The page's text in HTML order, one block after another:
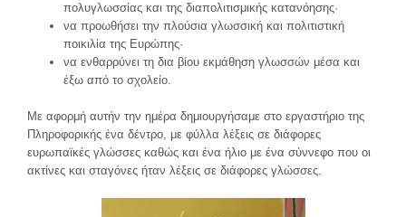
πολυγλωσσίας και της διαπολιτισμικής κατανόησης·
να προωθήσει την πλούσια γλωσσική και πολιτιστική
ποικιλία της Ευρώπης·
να ενθαρρύνει τη δια βίου εκμάθηση γλωσσών μέσα και
έξω από το σχολείο.
Με αφορμή αυτήν την ημέρα δημιουργήσαμε στο εργαστήριο της
Πληροφορικής ένα δέντρο, με φύλλα λέξεις σε διάφορες
ευρωπαϊκές γλώσσες καθώς και ένα ήλιο με ένα σύννεφο που οι
ακτίνες και σταγόνες ήταν λέξεις σε διάφορες γλώσσες.